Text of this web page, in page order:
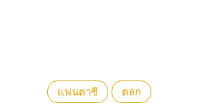
แฟนตาซี ตลก